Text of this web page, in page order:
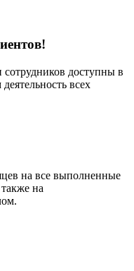
доступны в
всех
на все выполненные
на